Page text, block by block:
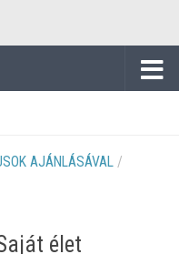
AJÁNLÁSÁVAL /
élet